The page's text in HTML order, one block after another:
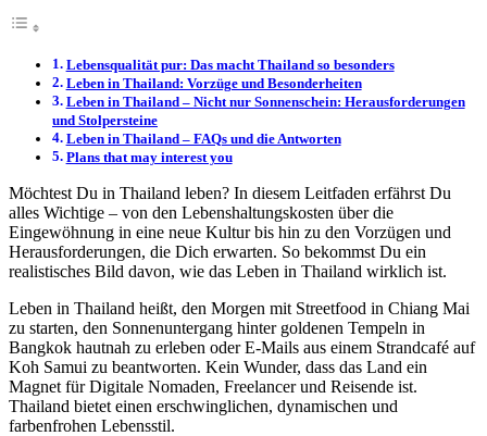
Lebensqualität pur: Das macht Thailand so besonders
Leben in Thailand: Vorzüge und Besonderheiten
Leben in Thailand – Nicht nur Sonnenschein: Herausforderungen
und Stolpersteine
Leben in Thailand – FAQs und die Antworten
Plans that may interest you
Möchtest Du in Thailand leben? In diesem Leitfaden erfährst Du
alles Wichtige – von den Lebenshaltungskosten über die
Eingewöhnung in eine neue Kultur bis hin zu den Vorzügen und
Herausforderungen, die Dich erwarten. So bekommst Du ein
realistisches Bild davon, wie das Leben in Thailand wirklich ist.
Leben in Thailand heißt, den Morgen mit Streetfood in Chiang Mai
zu starten, den Sonnenuntergang hinter goldenen Tempeln in
Bangkok hautnah zu erleben oder E-Mails aus einem Strandcafé auf
Koh Samui zu beantworten. Kein Wunder, dass das Land ein
Magnet für Digitale Nomaden, Freelancer und Reisende ist.
Thailand bietet einen erschwinglichen, dynamischen und
farbenfrohen Lebensstil.